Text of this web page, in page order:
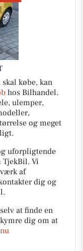
købe, kan
hos Bilhandel.
ulemper,
og meget
uforpligtende
TjekBil. Vi
af
dig og
at finde en
dig om at